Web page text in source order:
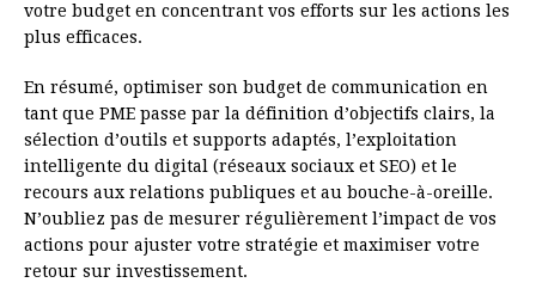
votre budget en concentrant vos efforts sur les actions les
plus efficaces.
En résumé, optimiser son budget de communication en
tant que PME passe par la définition d’objectifs clairs, la
sélection d’outils et supports adaptés, l’exploitation
intelligente du digital (réseaux sociaux et SEO) et le
recours aux relations publiques et au bouche-à-oreille.
N’oubliez pas de mesurer régulièrement l’impact de vos
actions pour ajuster votre stratégie et maximiser votre
retour sur investissement.